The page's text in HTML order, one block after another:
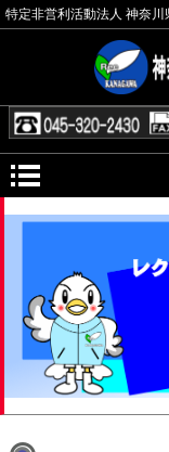
特定非営利活動法人 神奈